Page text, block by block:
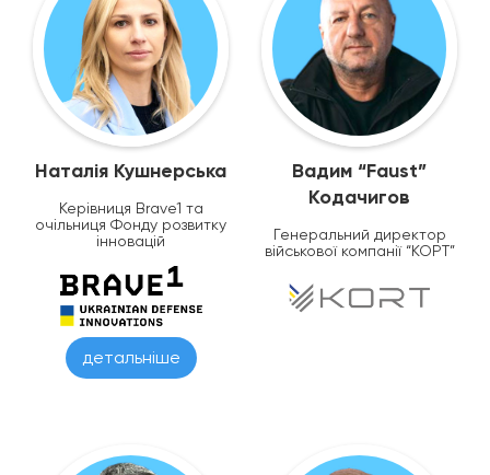
Наталія Кушнерська
Керівниця Brave1 та
очільниця Фонду розвитку
інновацій
детальніше
Вадим “Faust”
Кодачигов
Генеральний директор
військової компанії “КОРТ”